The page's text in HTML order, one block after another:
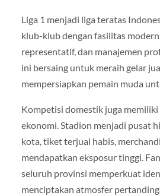
Liga 1 menjadi liga teratas
klub-klub dengan fasilitas
representatif, dan manajemen
ini bersaing untuk meraih gelar
mempersiapkan pemain muda
Kompetisi domestik juga memiliki
ekonomi. Stadion menjadi pusat
kota, tiket terjual habis,
mendapatkan eksposur tinggi.
seluruh provinsi memperkuat
menciptakan atmosfer